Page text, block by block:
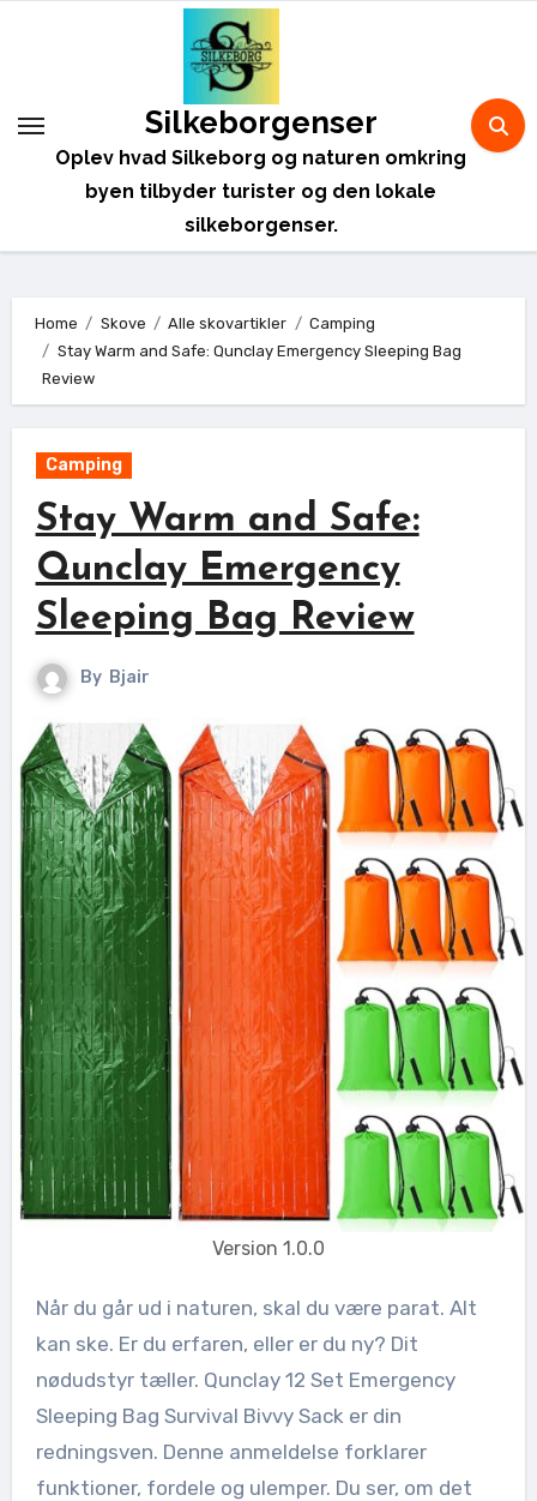
Silkeborgenser
Oplev hvad Silkeborg og naturen omkring
byen tilbyder turister og den lokale
silkeborgenser.
Home Skove Alle skovartikler
Camping
Stay Warm and Safe: Qunclay Emergency Sleeping Bag
Review
Camping
Stay Warm and Safe:
Qunclay Emergency
Sleeping Bag Review
By Bjair
Version 1.0.0
Når du går ud i naturen, skal du være parat. Alt
kan ske. Er du erfaren, eller er du ny? Dit
nødudstyr tæller. Qunclay 12 Set Emergency
Sleeping Bag Survival Bivvy Sack er din
redningsven. Denne anmeldelse forklarer
funktioner, fordele og ulemper. Du ser, om det